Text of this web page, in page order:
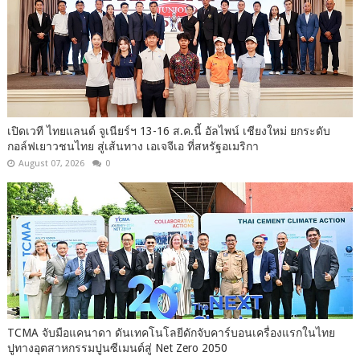
เปิดเวที ไทยแลนด์ จูเนียร์ฯ 13-16 ส.ค.นี้ อัลไพน์ เชียงใหม่ ยกระดับ
กอล์ฟเยาวชนไทย สู่เส้นทาง เอเจจีเอ ที่สหรัฐอเมริกา
August 07, 2026 0
TCMA จับมือแคนาดา ดันเทคโนโลยีดักจับคาร์บอนเครื่องแรกในไทย
ปูทางอุตสาหกรรมปูนซีเมนต์สู่ Net Zero 2050